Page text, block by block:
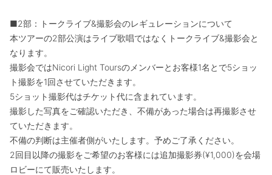
■2部：トークライブ&撮影会のレギュレーションについて
本ツアーの2部公演はライブ歌唱ではなくトークライブ&撮影会と
なります。
撮影会ではNicori Light Toursのメンバーとお客様1名とで5ショッ
ト撮影を1回させていただきます。
5ショット撮影代はチケット代に含まれています。
撮影した写真をご確認いただき、不備があった場合は再撮影させ
ていただきます。
不備の判断は主催者側がいたします。予めご了承ください。
2回目以降の撮影をご希望のお客様には追加撮影券(¥1,000)を会場
ロビーにて販売いたします。